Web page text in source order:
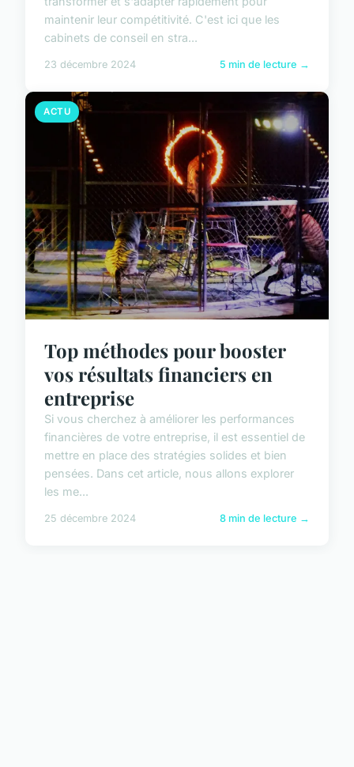
maintenir leur compétitivité. C'est ici que les
cabinets de conseil en stra...
23 décembre 2024 5 min de lecture →
ACTU
Top méthodes pour booster
vos résultats financiers en
entreprise
Si vous cherchez à améliorer les performances
financières de votre entreprise, il est essentiel de
mettre en place des stratégies solides et bien
pensées. Dans cet article, nous allons explorer
les me...
25 décembre 2024 8 min de lecture →